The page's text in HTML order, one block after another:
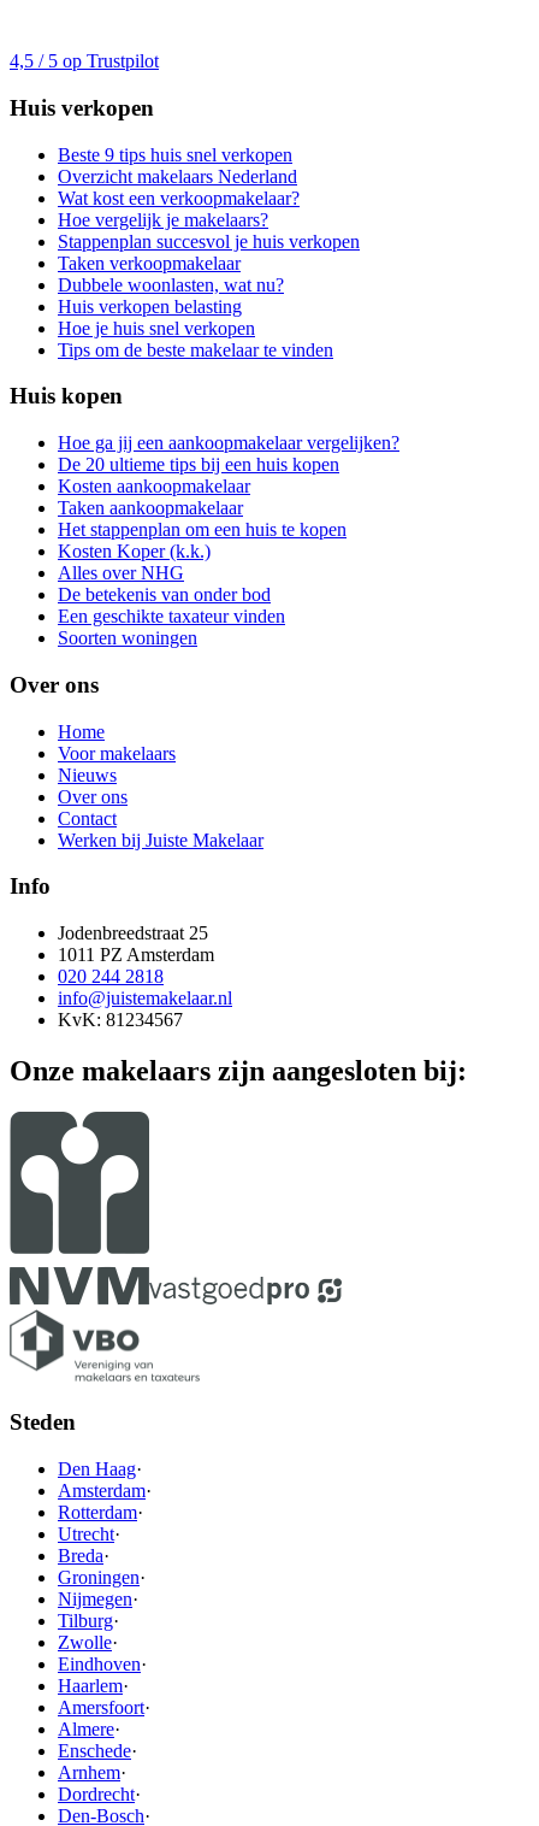
4,5 / 5 op Trustpilot
Huis verkopen
Beste 9 tips huis snel verkopen
Overzicht makelaars Nederland
Wat kost een verkoopmakelaar?
Hoe vergelijk je makelaars?
Stappenplan succesvol je huis verkopen
Taken verkoopmakelaar
Dubbele woonlasten, wat nu?
Huis verkopen belasting
Hoe je huis snel verkopen
Tips om de beste makelaar te vinden
Huis kopen
Hoe ga jij een aankoopmakelaar vergelijken?
De 20 ultieme tips bij een huis kopen
Kosten aankoopmakelaar
Taken aankoopmakelaar
Het stappenplan om een huis te kopen
Kosten Koper (k.k.)
Alles over NHG
De betekenis van onder bod
Een geschikte taxateur vinden
Soorten woningen
Over ons
Home
Voor makelaars
Nieuws
Over ons
Contact
Werken bij Juiste Makelaar
Info
Jodenbreedstraat 25
1011 PZ Amsterdam
020 244 2818
info@juistemakelaar.nl
KvK: 81234567
Onze makelaars zijn aangesloten bij:
Steden
Den Haag·
Amsterdam·
Rotterdam·
Utrecht·
Breda·
Groningen·
Nijmegen·
Tilburg·
Zwolle·
Eindhoven·
Haarlem·
Amersfoort·
Almere·
Enschede·
Arnhem·
Dordrecht·
Den-Bosch·